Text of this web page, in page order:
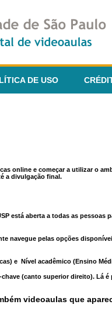
DE USO
online e começar a utilizar o
a divulgação final.
está aberta a todas as pessoas
navegue pelas opções
e Nível acadêmico (Ensino
(canto superior direito). Lá
videoaulas que